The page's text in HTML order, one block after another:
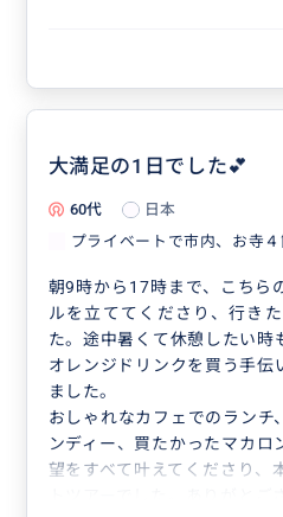
大満足の1日でした💕
60代
日本
プライベートで市内、お寺
朝9時から17時まで、こちら
ルを立ててくださり、行き
た。途中暑くて休憩したい時
オレンジドリンクを買う手伝
ました。
おしゃれなカフェでのランチ
ンディー、買たかったマカロ
望をすべて叶えてくださり、